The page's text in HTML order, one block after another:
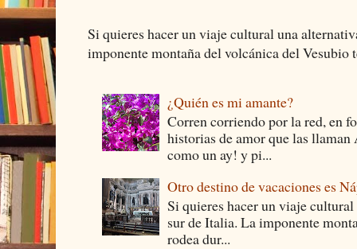
Si quieres hacer un viaje cultural una
imponente montaña del volcánica del Vesubio
¿Quién es mi amante?
Corren corriendo por la red, en
historias de amor que las
como un ay! y pi...
Otro destino de vacaciones es
Si quieres hacer un viaje
sur de Italia. La imponente
rodea dur...